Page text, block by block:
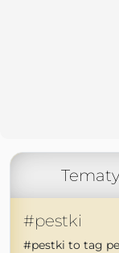
#pestki
#pestki to tag